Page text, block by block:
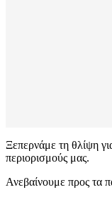
Ξεπερνάμε τη θλίψη
περιορισμούς μας.
Ανεβαίνουμε προς τα